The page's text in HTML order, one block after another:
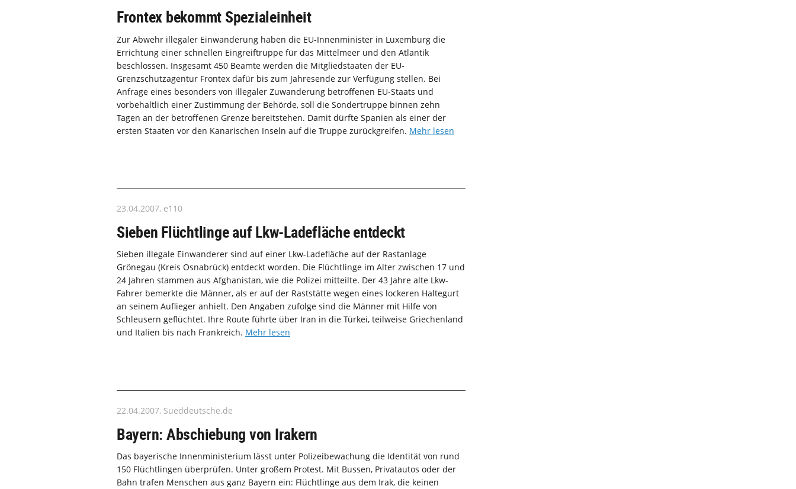
Frontex bekommt Spezialeinheit
Zur Abwehr illegaler Einwanderung haben die EU-Innenminister in Luxemburg die
Errichtung einer schnellen Eingreiftruppe für das Mittelmeer und den Atlantik
beschlossen. Insgesamt 450 Beamte werden die Mitgliedstaaten der EU-
Grenzschutzagentur Frontex dafür bis zum Jahresende zur Verfügung stellen. Bei
Anfrage eines besonders von illegaler Zuwanderung betroffenen EU-Staats und
vorbehaltlich einer Zustimmung der Behörde, soll die Sondertruppe binnen zehn
Tagen an der betroffenen Grenze bereitstehen. Damit dürfte Spanien als einer der
ersten Staaten vor den Kanarischen Inseln auf die Truppe zurückgreifen. Mehr lesen
23.04.2007, e110
Sieben Flüchtlinge auf Lkw-Ladefläche entdeckt
Sieben illegale Einwanderer sind auf einer Lkw-Ladefläche auf der Rastanlage
Grönegau (Kreis Osnabrück) entdeckt worden. Die Flüchtlinge im Alter zwischen 17 und
24 Jahren stammen aus Afghanistan, wie die Polizei mitteilte. Der 43 Jahre alte Lkw-
Fahrer bemerkte die Männer, als er auf der Raststätte wegen eines lockeren Haltegurt
an seinem Auflieger anhielt. Den Angaben zufolge sind die Männer mit Hilfe von
Schleusern geflüchtet. Ihre Route führte über Iran in die Türkei, teilweise Griechenland
und Italien bis nach Frankreich. Mehr lesen
22.04.2007, Sueddeutsche.de
Bayern: Abschiebung von Irakern
Das bayerische Innenministerium lässt unter Polizeibewachung die Identität von rund
150 Flüchtlingen überprüfen. Unter großem Protest. Mit Bussen, Privatautos oder der
Bahn trafen Menschen aus ganz Bayern ein: Flüchtlinge aus dem Irak, die keinen